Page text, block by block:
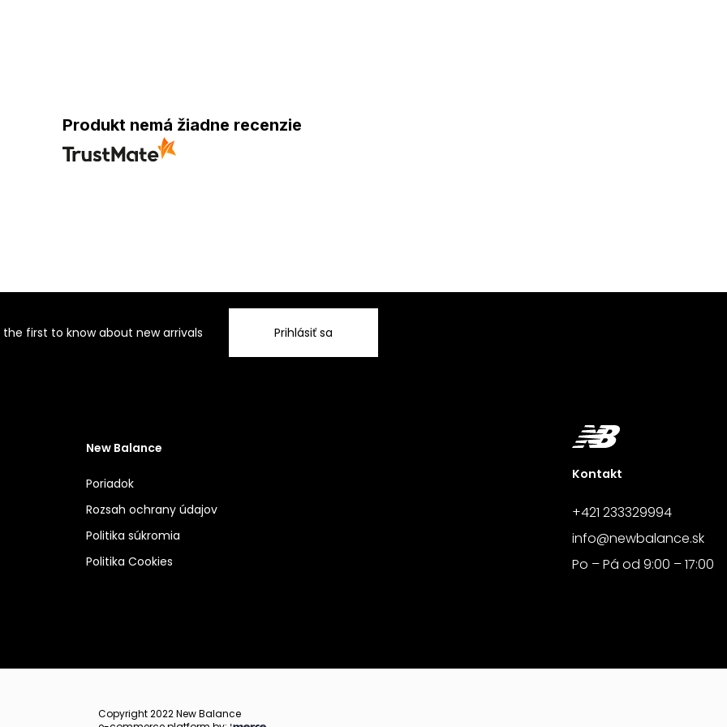
Produkt nemá žiadne recenzie
the first to know about new arrivals Prihlásiť sa
New Balance
Poriadok
Rozsah ochrany údajov
Politika súkromia
Politika Cookies
Kontakt
+421 233329994
info@newbalance.sk
Po – Pá od 9:00 – 17:00
Copyright 2022 New Balance